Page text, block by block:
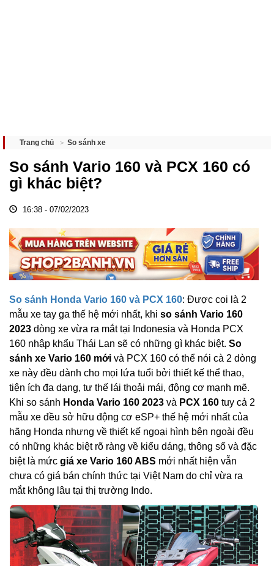
Trang chủ So sánh xe
So sánh Vario 160 và PCX 160 có
gì khác biệt?
16:38 - 07/02/2023
So sánh Honda Vario 160 và PCX 160: Được coi là 2
mẫu xe tay ga thế hệ mới nhất, khi so sánh Vario 160
2023 dòng xe vừa ra mắt tại Indonesia và Honda PCX
160 nhập khẩu Thái Lan sẽ có những gì khác biệt. So
sánh xe Vario 160 mới và PCX 160 có thể nói cà 2 dòng
xe này đều dành cho mọi lứa tuổi bởi thiết kế thể thao,
tiện ích đa dạng, tư thế lái thoải mái, động cơ mạnh mẽ.
Khi so sánh Honda Vario 160 2023 và PCX 160 tuy cả 2
mẫu xe đều sở hữu động cơ eSP+ thế hệ mới nhất của
hãng Honda nhưng về thiết kế ngoại hình bên ngoài đều
có những khác biệt rõ ràng về kiểu dáng, thông số và đặc
biệt là mức giá xe Vario 160 ABS mới nhất hiện vẫn
chưa có giá bán chính thức tại Việt Nam do chỉ vừa ra
mắt không lâu tại thị trường Indo.